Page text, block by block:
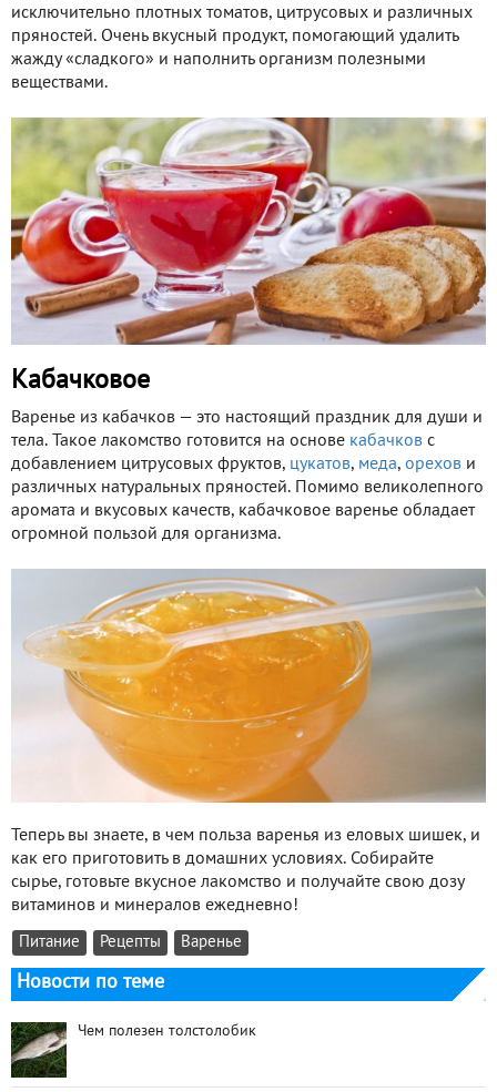
исключительно плотных томатов, цитрусовых и различных
пряностей. Очень вкусный продукт, помогающий удалить
жажду «сладкого» и наполнить организм полезными
веществами.
Кабачковое
Варенье из кабачков — это настоящий праздник для души и
тела. Такое лакомство готовится на основе кабачков с
добавлением цитрусовых фруктов, цукатов, меда, орехов и
различных натуральных пряностей. Помимо великолепного
аромата и вкусовых качеств, кабачковое варенье обладает
огромной пользой для организма.
Теперь вы знаете, в чем польза варенья из еловых шишек, и
как его приготовить в домашних условиях. Собирайте
сырье, готовьте вкусное лакомство и получайте свою дозу
витаминов и минералов ежедневно!
Питание Рецепты Варенье
Новости по теме
Чем полезен толстолобик